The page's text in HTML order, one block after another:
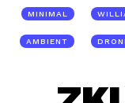
MINIMAL
AMBIENT